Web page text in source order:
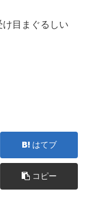
目まぐるしい
はてブ
コピー